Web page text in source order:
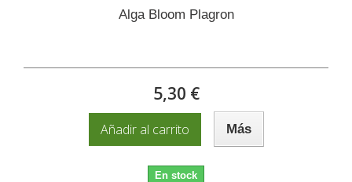
Alga Bloom Plagron
5,30 €
Añadir al carrito Más
En stock